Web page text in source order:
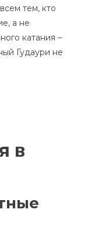
тем, кто
а не
катания –
Гудаури не
в